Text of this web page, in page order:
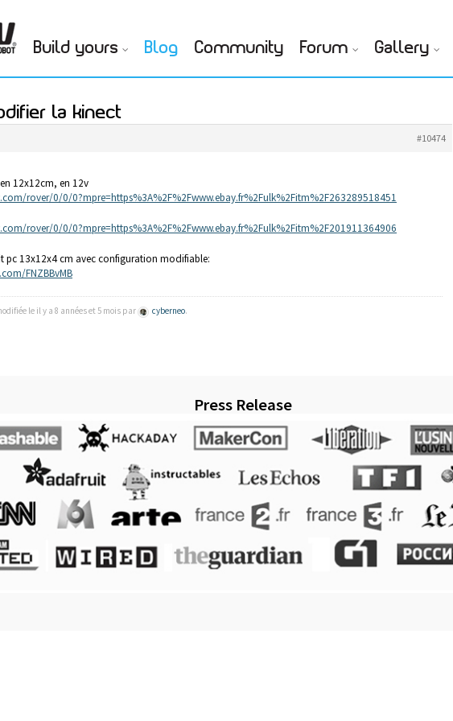
Build yours Blog Community Forum Gallery
la kinect
#10474
12x12cm, en 12v
rover/0/0/0?mpre=https%3A%2F%2Fwww.ebay.fr%2Fulk%2Fitm%2F263289518451
rover/0/0/0?mpre=https%3A%2F%2Fwww.ebay.fr%2Fulk%2Fitm%2F201911364906
pc 13x12x4 cm avec configuration modifiable:
FNZBBvMB
le il y a 8 années et 5 mois par cyberneo.
Press Release